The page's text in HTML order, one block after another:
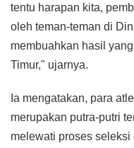
tentu harapan kita,
oleh teman-teman di
membuahkan hasil
Timur," ujarnya.
Ia mengatakan, para
merupakan putra-putri
melewati proses